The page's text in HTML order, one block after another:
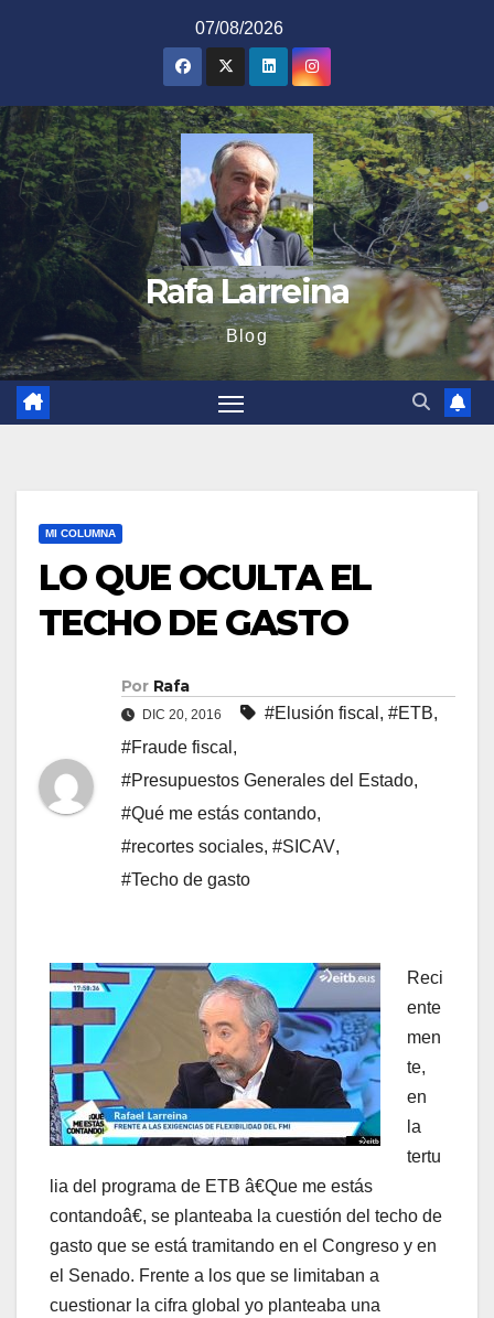
07/08/2026
Rafa Larreina
Blog
MI COLUMNA
LO QUE OCULTA EL
TECHO DE GASTO
Por Rafa
DIC 20, 2016 #Elusión fiscal , #ETB,
#Fraude fiscal ,
#Presupuestos Generales del Estado,
#Qué me estás contando,
#recortes sociales, #SICAV,
#Techo de gasto
Reci
ente
men
te,
en
la
tertu
lia del programa de ETB â€Que me estás
contandoâ€, se planteaba la cuestión del techo de
gasto que se está tramitando en el Congreso y en
el Senado. Frente a los que se limitaban a
cuestionar la cifra global yo planteaba una